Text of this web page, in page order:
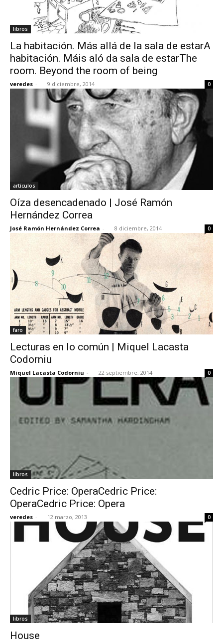
libros
La habitación. Más allá de la sala de estarA
habitación. Máis aló da sala de estarThe
room. Beyond the room of being
veredes - 9 diciembre, 2014 0
artículos
Oíza desencadenado | José Ramón
Hernández Correa
José Ramón Hernández Correa - 8 diciembre, 2014 0
faro
Lecturas en lo común | Miquel Lacasta
Codorniu
Miquel Lacasta Codorniu - 22 septiembre, 2014 0
libros
Cedric Price: OperaCedric Price:
OperaCedric Price: Opera
veredes - 12 marzo, 2013 0
libros
House